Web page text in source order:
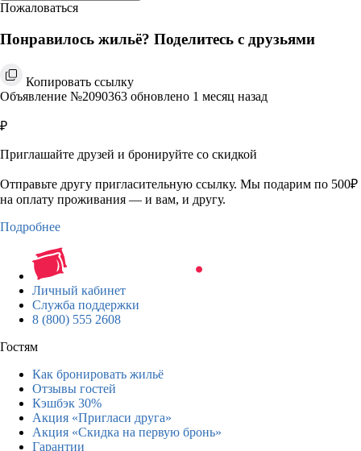
Пожаловаться
Понравилось жильё? Поделитесь с друзьями
Копировать ссылку
Объявление №2090363 обновлено 1 месяц назад
₽
Приглашайте друзей и бронируйте со скидкой
Отправьте другу пригласительную ссылку. Мы подарим по 500₽
на оплату проживания — и вам, и другу.
Подробнее
Личный кабинет
Служба поддержки
8 (800) 555 2608
Гостям
Как бронировать жильё
Отзывы гостей
Кэшбэк 30%
Акция «Пригласи друга»
Акция «Скидка на первую бронь»
Гарантии